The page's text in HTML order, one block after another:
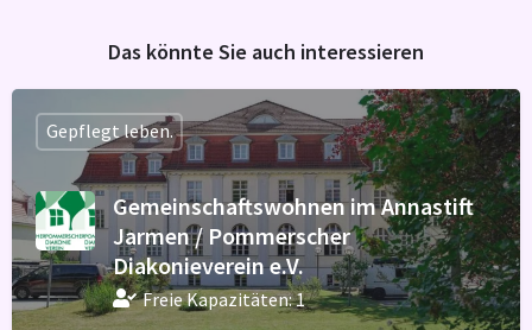
Das könnte Sie auch interessieren
Gemeinschaftswohnen im Annastift
Jarmen / Pommerscher
Diakonieverein e.V.
Freie Kapazitäten: 1
Gepflegt leben.